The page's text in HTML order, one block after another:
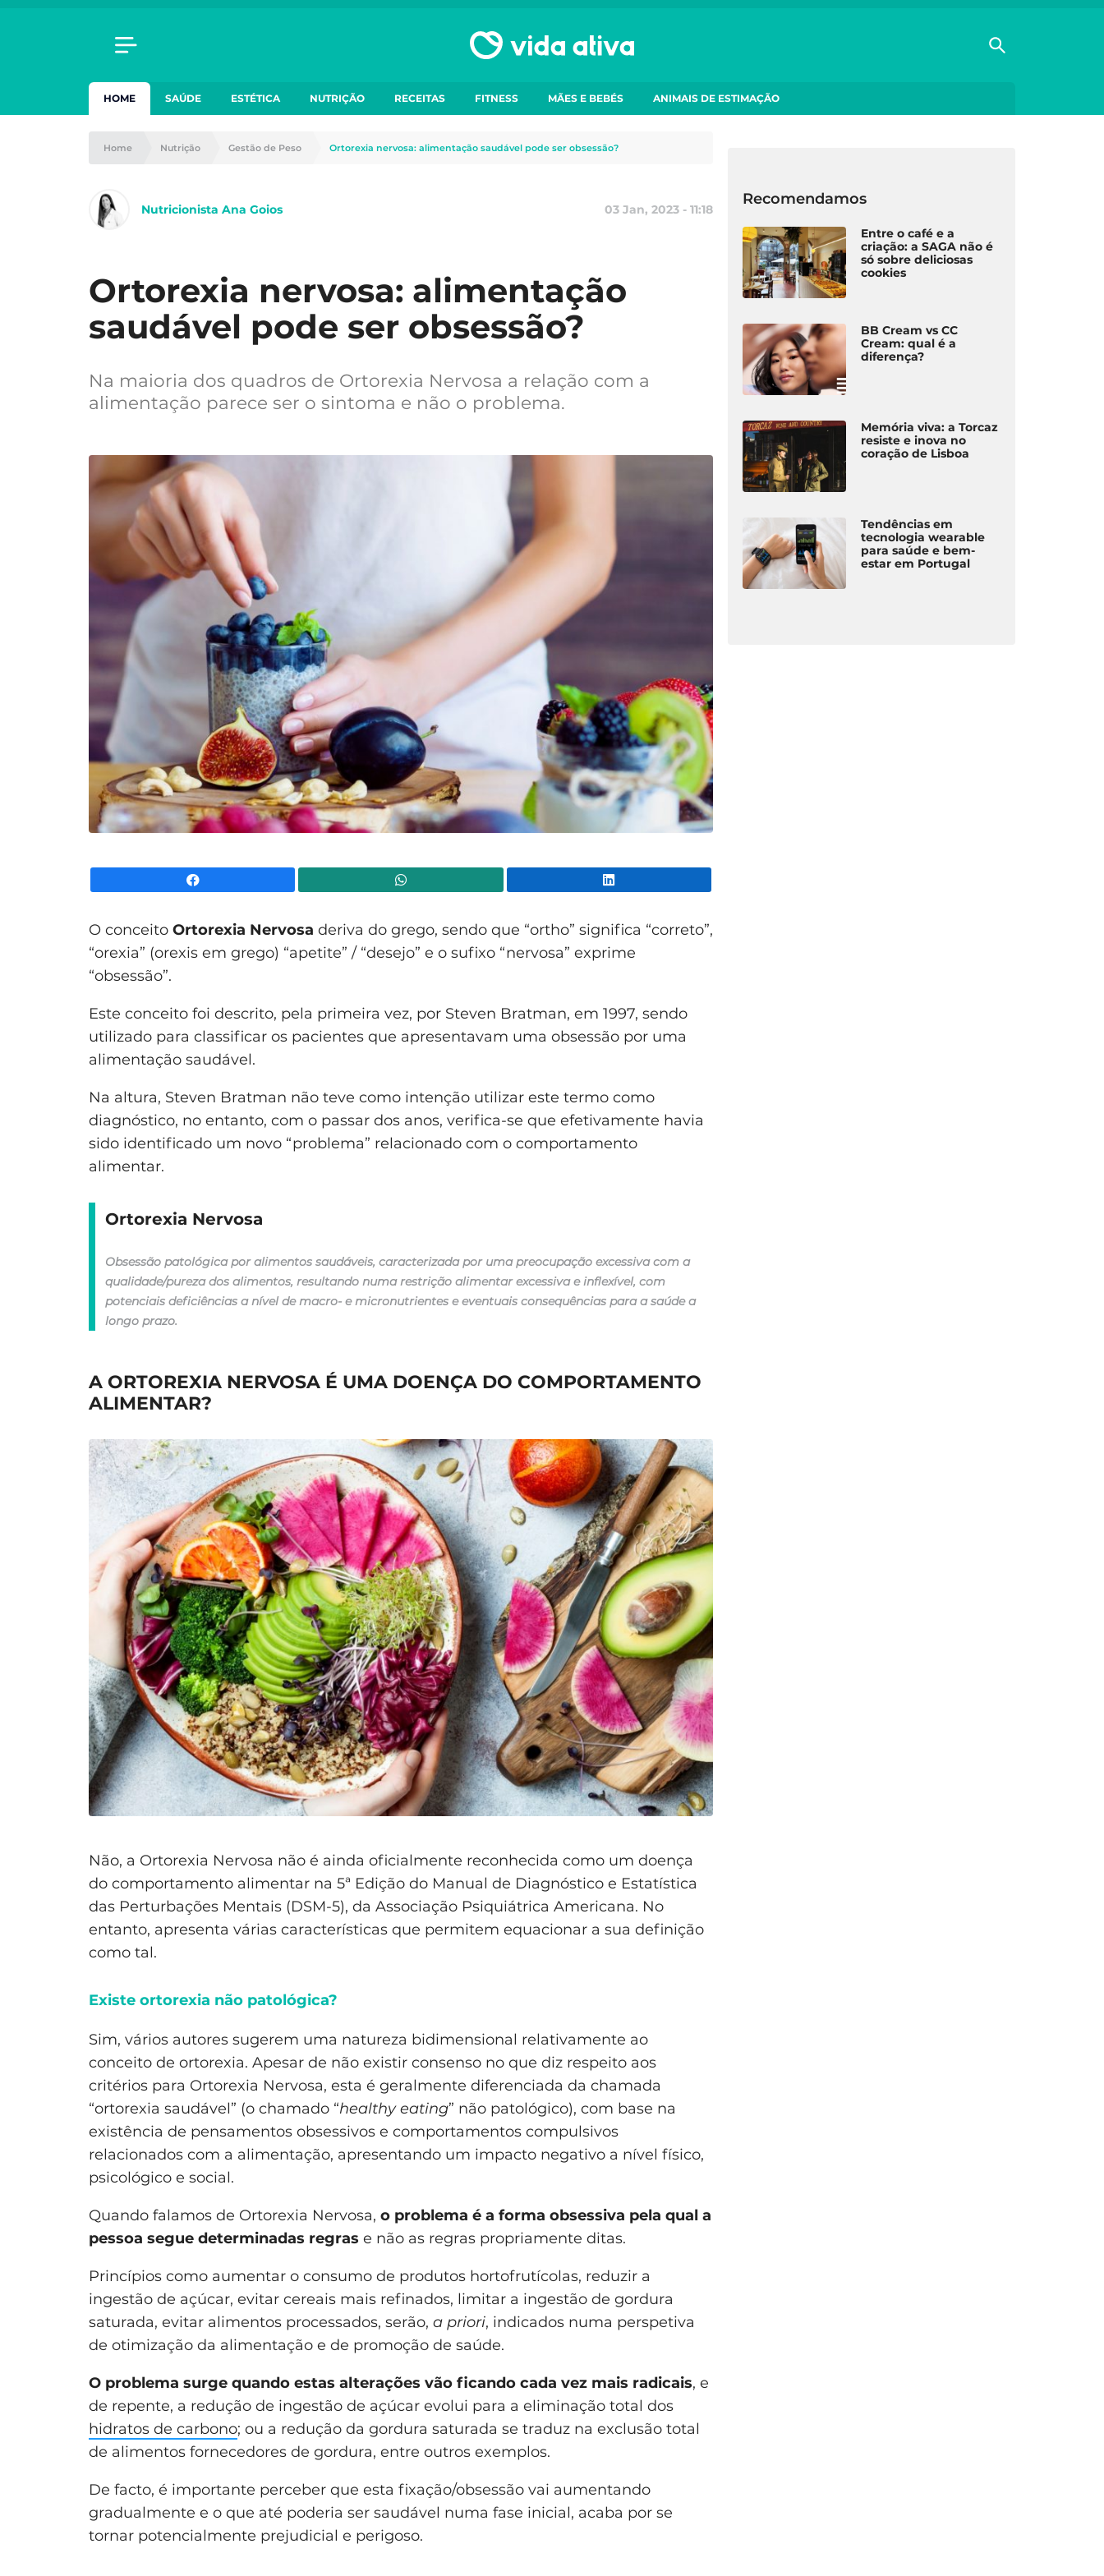
HOME SAÚDE ESTÉTICA NUTRIÇÃO RECEITAS FITNESS MÃES E BEBÉS ANIMAIS DE ESTIMAÇÃO
Home Nutrição Gestão de Peso Ortorexia nervosa: alimentação saudável pode ser obsessão?
Nutricionista Ana Goios 03 Jan, 2023 - 11:18
Ortorexia nervosa: alimentação
saudável pode ser obsessão?
Na maioria dos quadros de Ortorexia Nervosa a relação com a
alimentação parece ser o sintoma e não o problema.
O conceito Ortorexia Nervosa deriva do grego, sendo que “ortho” significa “correto”,
“orexia” (orexis em grego) “apetite” / “desejo” e o sufixo “nervosa” exprime
“obsessão”.
Este conceito foi descrito, pela primeira vez, por Steven Bratman, em 1997, sendo
utilizado para classificar os pacientes que apresentavam uma obsessão por uma
alimentação saudável.
Na altura, Steven Bratman não teve como intenção utilizar este termo como
diagnóstico, no entanto, com o passar dos anos, verifica-se que efetivamente havia
sido identificado um novo “problema” relacionado com o comportamento
alimentar.
Ortorexia Nervosa
Obsessão patológica por alimentos saudáveis, caracterizada por uma preocupação excessiva com a
qualidade/pureza dos alimentos, resultando numa restrição alimentar excessiva e inflexível, com
potenciais deficiências a nível de macro- e micronutrientes e eventuais consequências para a saúde a
longo prazo.
A ORTOREXIA NERVOSA É UMA DOENÇA DO COMPORTAMENTO
ALIMENTAR?
Não, a Ortorexia Nervosa não é ainda oficialmente reconhecida como um doença
do comportamento alimentar na 5ª Edição do Manual de Diagnóstico e Estatística
das Perturbações Mentais (DSM-5), da Associação Psiquiátrica Americana. No
entanto, apresenta várias características que permitem equacionar a sua definição
como tal.
Existe ortorexia não patológica?
Sim, vários autores sugerem uma natureza bidimensional relativamente ao
conceito de ortorexia. Apesar de não existir consenso no que diz respeito aos
critérios para Ortorexia Nervosa, esta é geralmente diferenciada da chamada
“ortorexia saudável” (o chamado “healthy eating” não patológico), com base na
existência de pensamentos obsessivos e comportamentos compulsivos
relacionados com a alimentação, apresentando um impacto negativo a nível físico,
psicológico e social.
Quando falamos de Ortorexia Nervosa, o problema é a forma obsessiva pela qual a
pessoa segue determinadas regras e não as regras propriamente ditas.
Princípios como aumentar o consumo de produtos hortofrutícolas, reduzir a
ingestão de açúcar, evitar cereais mais refinados, limitar a ingestão de gordura
saturada, evitar alimentos processados, serão, a priori, indicados numa perspetiva
de otimização da alimentação e de promoção de saúde.
O problema surge quando estas alterações vão ficando cada vez mais radicais, e
de repente, a redução de ingestão de açúcar evolui para a eliminação total dos
hidratos de carbono; ou a redução da gordura saturada se traduz na exclusão total
de alimentos fornecedores de gordura, entre outros exemplos.
De facto, é importante perceber que esta fixação/obsessão vai aumentando
gradualmente e o que até poderia ser saudável numa fase inicial, acaba por se
tornar potencialmente prejudicial e perigoso.
Recomendamos
Entre o café e a
criação: a SAGA não é
só sobre deliciosas
cookies
BB Cream vs CC
Cream: qual é a
diferença?
Memória viva: a Torcaz
resiste e inova no
coração de Lisboa
Tendências em
tecnologia wearable
para saúde e bem-
estar em Portugal